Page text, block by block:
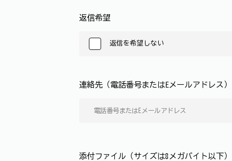
返信希望
返信を希望しない
連絡先（電話番号またはEメールアドレス）
添付ファイル（サイズは8メガバイト以下）